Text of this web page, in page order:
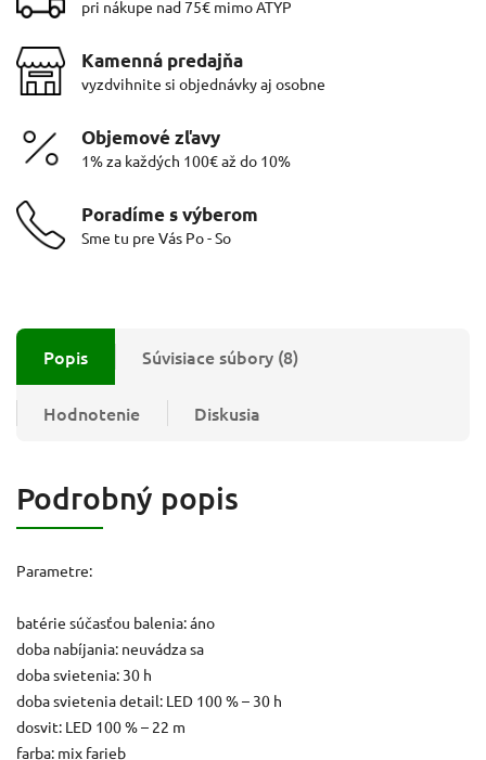
pri nákupe nad 75€ mimo ATYP
Kamenná predajňa
vyzdvihnite si objednávky aj osobne
Objemové zľavy
1% za každých 100€ až do 10%
Poradíme s výberom
Sme tu pre Vás Po - So
Popis Súvisiace súbory (8)
Hodnotenie Diskusia
Podrobný popis
Parametre:
batérie súčasťou balenia: áno
doba nabíjania: neuvádza sa
doba svietenia: 30 h
doba svietenia detail: LED 100 % – 30 h
dosvit: LED 100 % – 22 m
farba: mix farieb